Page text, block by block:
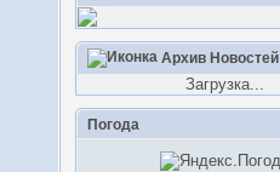
Архив Новостей
Загрузка...
Погода